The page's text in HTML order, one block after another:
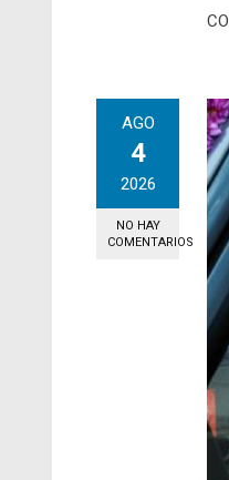
AGO
4
2026
NO HAY
COMENTARIOS